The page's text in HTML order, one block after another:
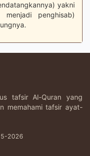
yakni
penghisab)
tafsir Al-Quran yang
memahami tafsir ayat-
2026